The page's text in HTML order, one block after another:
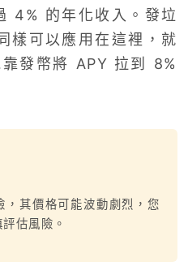
4% 的年化收入。發垃
樣可以應用在這裡，就
發幣將 APY 拉到 8%
，其價格可能波動劇烈，您
估風險。